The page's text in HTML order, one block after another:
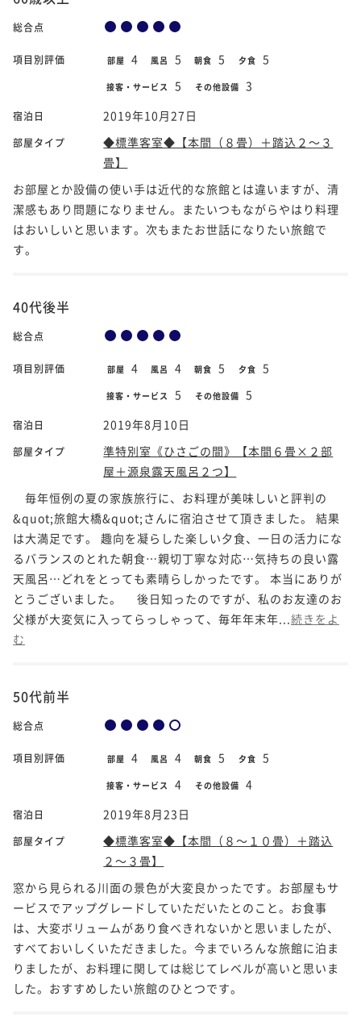
総合点
項目別評価 部屋 4 風呂 5 朝食 5 夕食 5
接客・サービス 5 その他設備 3
宿泊日 2019年10月27日
部屋タイプ
◆標準客室◆【本間（８畳）＋踏込２～３
畳】
お部屋とか設備の使い手は近代的な旅館とは違いますが、清
潔感もあり問題になりません。またいつもながらやはり料理
はおいしいと思います。次もまたお世話になりたい旅館で
す。
40代後半
総合点
項目別評価 部屋 4 風呂 4 朝食 5 夕食 5
接客・サービス 5 その他設備 5
宿泊日 2019年8月10日
部屋タイプ
準特別室《ひさごの間》【本間６畳×２部
屋＋源泉露天風呂２つ】
毎年恒例の夏の家族旅行に、お料理が美味しいと評判の
&quot;旅館大橋&quot;さんに宿泊させて頂きました。 結果
は大満足です。 趣向を凝らした楽しい夕食、一日の活力にな
るバランスのとれた朝食…親切丁寧な対応…気持ちの良い露
天風呂…どれをとっても素晴らしかったです。 本当にありが
とうございました。 後日知ったのですが、私のお友達のお
父様が大変気に入ってらっしゃって、毎年年末年... 続きをよ
む
50代前半
総合点
項目別評価 部屋 4 風呂 4 朝食 5 夕食 5
接客・サービス 4 その他設備 4
宿泊日 2019年8月23日
部屋タイプ
◆標準客室◆【本間（８～１０畳）＋踏込
２～３畳】
窓から見られる川面の景色が大変良かったです。お部屋もサ
ービスでアップグレードしていただいたとのこと。お食事
は、大変ボリュームがあり食べきれないかと思いましたが、
すべておいしくいただきました。今までいろんな旅館に泊ま
りましたが、お料理に関しては総じてレベルが高いと思いま
した。おすすめしたい旅館のひとつです。